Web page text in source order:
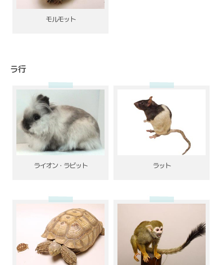
モルモット
ラ行
ライオン・ラビット ラット